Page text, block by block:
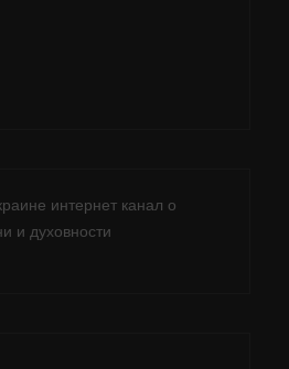
интернет канал о
и духовности